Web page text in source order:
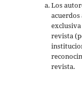
Los
revista
revista.